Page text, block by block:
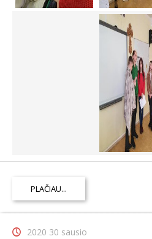
PLAČIAU...
2020 30 sausio